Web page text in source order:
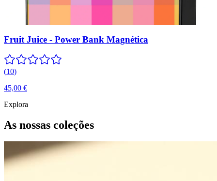
Fruit Juice - Power Bank Magnética
(10)
45,00 €
Explora
As nossas coleções